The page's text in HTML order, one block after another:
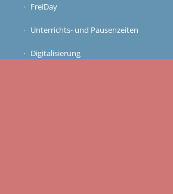
FreiDay
Unterrichts- und Pausenzeiten
Digitalisierung